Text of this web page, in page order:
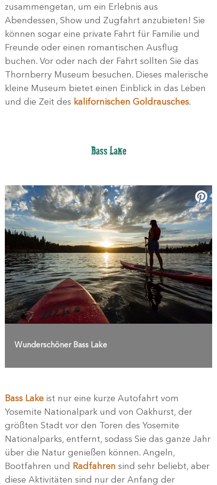
zusammengetan, um ein Erlebnis aus
Abendessen, Show und Zugfahrt anzubieten! Sie
können sogar eine private Fahrt für Familie und
Freunde oder einen romantischen Ausflug
buchen. Vor oder nach der Fahrt sollten Sie das
Thornberry Museum besuchen. Dieses malerische
kleine Museum bietet einen Einblick in das Leben
und die Zeit des kalifornischen Goldrausches.
Bass Lake
Wunderschöner Bass Lake
Bass Lake ist nur eine kurze Autofahrt vom
Yosemite Nationalpark und von Oakhurst, der
größten Stadt vor den Toren des Yosemite
Nationalparks, entfernt, sodass Sie das ganze Jahr
über die Natur genießen können. Angeln,
Bootfahren und
Radfahren sind sehr beliebt, aber
diese Aktivitäten sind nur der Anfang der